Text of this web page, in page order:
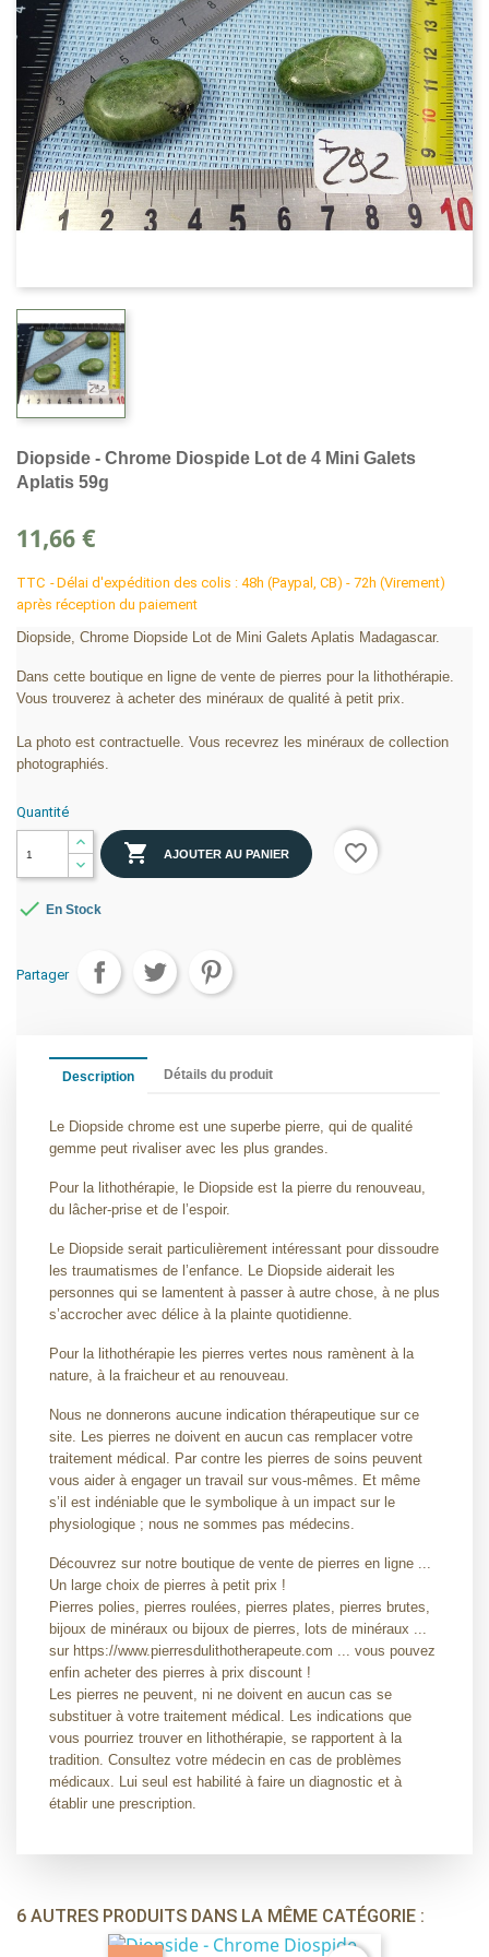
Diopside - Chrome Diospide Lot de 4 Mini Galets
Aplatis 59g
11,66 €
TTC
Délai d'expédition des colis : 48h (Paypal, CB) - 72h (Virement)
après réception du paiement
Diopside, Chrome Diopside Lot de Mini Galets Aplatis Madagascar.
Dans cette boutique en ligne de vente de pierres pour la lithothérapie.
Vous trouverez à acheter des minéraux de qualité à petit prix.
La photo est contractuelle. Vous recevrez les minéraux de collection
photographiés.
Quantité
 AJOUTER AU PANIER favorite_border
 En Stock
Partager
Description Détails du produit
Le Diopside chrome est une superbe pierre, qui de qualité
gemme peut rivaliser avec les plus grandes.
Pour la lithothérapie, le Diopside est la pierre du renouveau,
du lâcher-prise et de l’espoir.
Le Diopside serait particulièrement intéressant pour dissoudre
les traumatismes de l’enfance. Le Diopside aiderait les
personnes qui se lamentent à passer à autre chose, à ne plus
s’accrocher avec délice à la plainte quotidienne.
Pour la lithothérapie les pierres vertes nous ramènent à la
nature, à la fraicheur et au renouveau.
Nous ne donnerons aucune indication thérapeutique sur ce
site. Les pierres ne doivent en aucun cas remplacer votre
traitement médical. Par contre les pierres de soins peuvent
vous aider à engager un travail sur vous-mêmes. Et même
s’il est indéniable que le symbolique à un impact sur le
physiologique ; nous ne sommes pas médecins.
Découvrez sur notre boutique de vente de pierres en ligne ...
Un large choix de pierres à petit prix !
Pierres polies, pierres roulées, pierres plates, pierres brutes,
bijoux de minéraux ou bijoux de pierres, lots de minéraux ...
sur https://www.pierresdulithotherapeute.com ... vous pouvez
enfin acheter des pierres à prix discount !
Les pierres ne peuvent, ni ne doivent en aucun cas se
substituer à votre traitement médical. Les indications que
vous pourriez trouver en lithothérapie, se rapportent à la
tradition. Consultez votre médecin en cas de problèmes
médicaux. Lui seul est habilité à faire un diagnostic et à
établir une prescription.
6 AUTRES PRODUITS DANS LA MÊME CATÉGORIE :